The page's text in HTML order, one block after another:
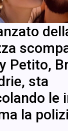
Petito,
sta
le
la